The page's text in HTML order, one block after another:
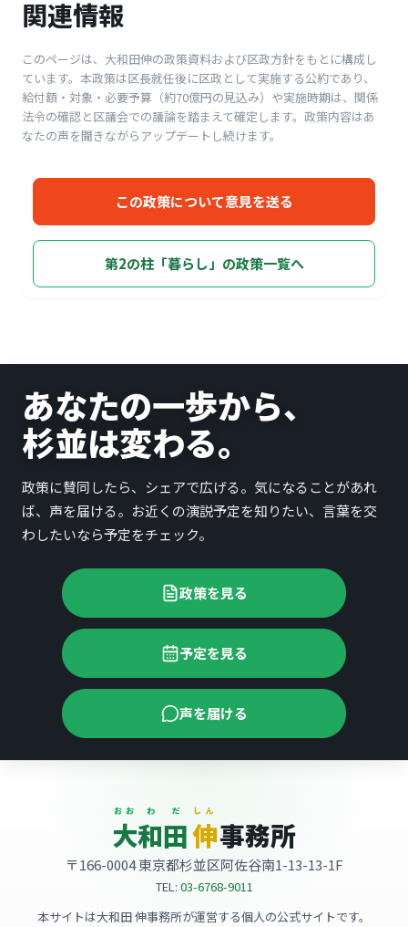
関連情報
このページは、大和田伸の政策資料および区政方針をもとに構成し
ています。本政策は区長就任後に区政として実施する公約であり、
給付額・対象・必要予算（約70億円の見込み）や実施時期は、関係
法令の確認と区議会での議論を踏まえて確定します。政策内容はあ
なたの声を聞きながらアップデートし続けます。
この政策について意見を送る
第2の柱「暮らし」の政策一覧へ
あなたの一歩から、
杉並は変わる。
政策に賛同したら、シェアで広げる。気になることがあれ
ば、声を届ける。お近くの演説予定を知りたい、言葉を交
わしたいなら予定をチェック。
政策を見る
予定を見る
声を届ける
大和田 伸事務所
大
おお
和
わ
田
だ
伸
しん
事務所
〒166-0004 東京都杉並区阿佐谷南1-13-13-1F
TEL: 03-6768-9011
本サイトは大和田 伸事務所が運営する個人の公式サイトです。